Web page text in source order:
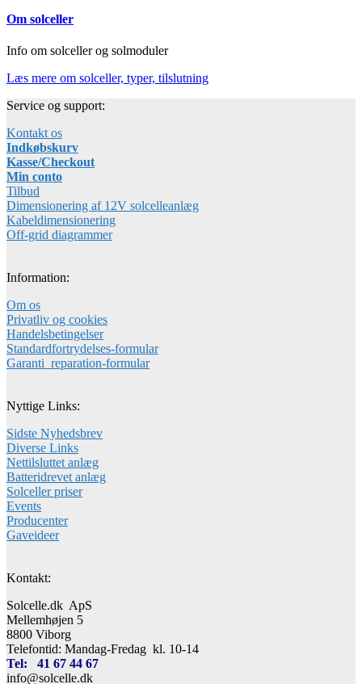
Om solceller
Info om solceller og solmoduler
Læs mere om solceller, typer, tilslutning
Service og support:
Kontakt os
Indkøbskurv
Kasse/Checkout
Min conto
Tilbud
Dimensionering af 12V solcelleanlæg
Kabeldimensionering
Off-grid diagrammer
Information:
Om os
Privatliv og cookies
Handelsbetingelser
Standardfortrydelses-formular
Garanti_reparation-formular
Nyttige Links:
Sidste Nyhedsbrev
Diverse Links
Nettilsluttet anlæg
Batteridrevet anlæg
Solceller priser
Events
Producenter
Gaveideer
Kontakt:
Solcelle.dk ApS
Mellemhøjen 5
8800 Viborg
Telefontid: Mandag-Fredag kl. 10-14
Tel: 41 67 44 67
info@solcelle.dk